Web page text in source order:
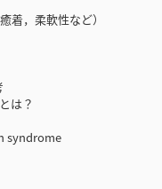
，柔軟性など）
は？